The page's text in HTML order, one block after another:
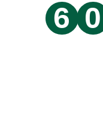
6 0